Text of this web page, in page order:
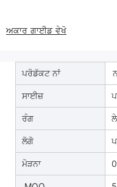
ਅਕਾਰ ਗਾਈਡ ਵੇਖੋ
ਪਰੋਡੱਕਟ ਨਾਂ
ਸਾਈਜ਼
ਰੰਗ
ਲੋਗੋ
ਮੋੜਨਾ